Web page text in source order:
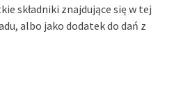
składniki znajdujące się w tej
albo jako dodatek do dań z